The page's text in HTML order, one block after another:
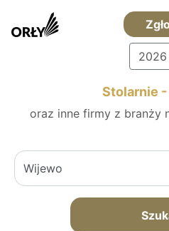
2026
Stolarnie
oraz inne firmy z branży